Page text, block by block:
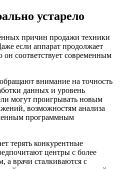
устарело
причин продажи техники
если аппарат продолжает
он соответствует современным
внимание на точность
данных и уровень
могут проигрывать новым
возможностям анализа
программным
терять конкурентные
центры с более
а врачи сталкиваются с